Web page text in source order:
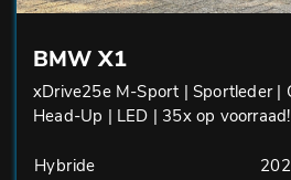
BMW X1
xDrive25e M-Sport | Sportleder |
Head-Up | LED | 35x op voorraad!
Hybride